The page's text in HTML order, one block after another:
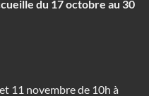
du 17 octobre au 30
11 novembre de 10h à